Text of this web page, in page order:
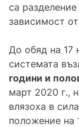
са
зависимост
До обяд на 17
системата
години и
март 2020 г.,
влязоха в
положение на